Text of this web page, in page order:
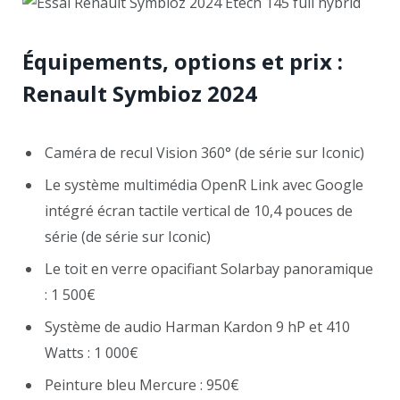
Équipements, options et prix :
Renault Symbioz 2024
Caméra de recul Vision 360° (de série sur Iconic)
Le système multimédia OpenR Link avec Google
intégré écran tactile vertical de 10,4 pouces de
série (de série sur Iconic)
Le toit en verre opacifiant Solarbay panoramique
: 1 500€
Système de audio Harman Kardon 9 hP et 410
Watts : 1 000€
Peinture bleu Mercure : 950€